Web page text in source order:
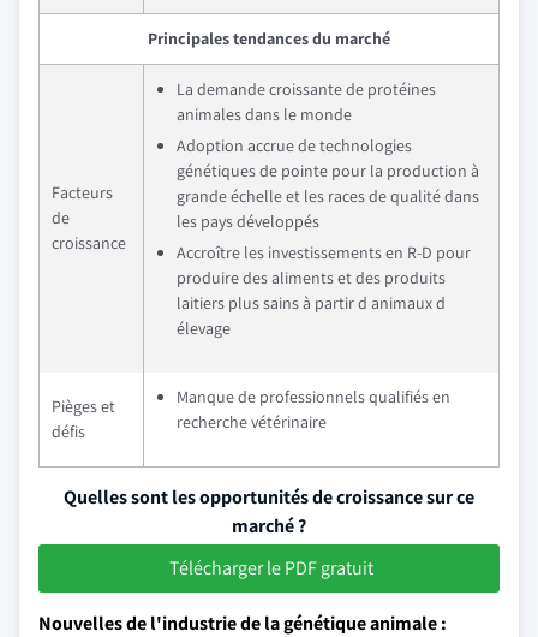
Principales tendances du marché
Facteurs
de
croissance
La demande croissante de protéines
animales dans le monde
Adoption accrue de technologies
génétiques de pointe pour la production à
grande échelle et les races de qualité dans
les pays développés
Accroître les investissements en R-D pour
produire des aliments et des produits
laitiers plus sains à partir d animaux d
élevage
Pièges et
défis
Manque de professionnels qualifiés en
recherche vétérinaire
Quelles sont les opportunités de croissance sur ce
marché ?
Télécharger le PDF gratuit
Nouvelles de l'industrie de la génétique animale :